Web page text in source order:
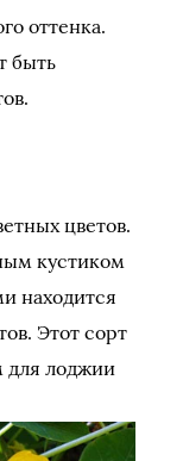
оттенка.
быть
цветов.
кустиком
находится
Этот сорт
для лоджии